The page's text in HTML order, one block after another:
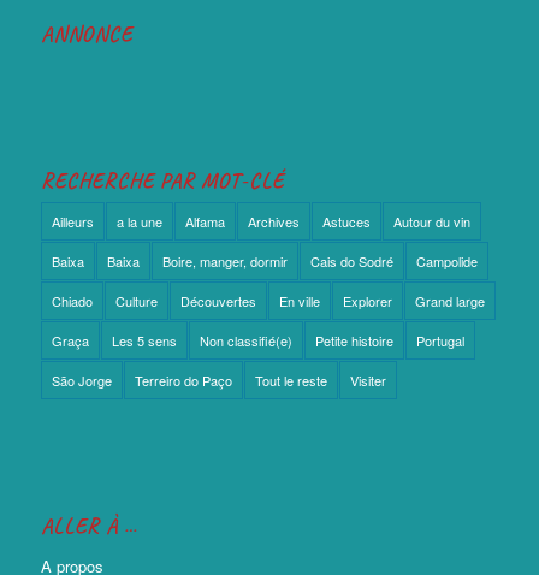
ANNONCE
RECHERCHE PAR MOT-CLÉ
Ailleurs a la une Alfama Archives Astuces Autour du vin
Baixa Baixa Boire, manger, dormir Cais do Sodré Campolide
Chiado Culture Découvertes En ville Explorer Grand large
Graça Les 5 sens Non classifié(e) Petite histoire Portugal
São Jorge Terreiro do Paço Tout le reste Visiter
ALLER À …
A propos